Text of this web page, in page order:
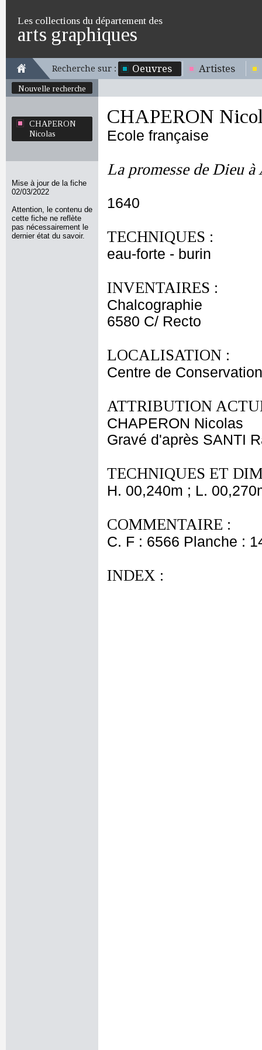
Les collections du département des
arts graphiques
Recherche sur : Oeuvres Artistes
Nouvelle recherche
CHAPERON
Nicolas
Mise à jour de la fiche
02/03/2022
Attention, le contenu de
cette fiche ne reflète
pas nécessairement le
dernier état du savoir.
CHAPERON
Ecole française
La promesse de Dieu à
1640
TECHNIQUES :
eau-forte - burin
INVENTAIRES :
Chalcographie
6580 C/ Recto
LOCALISATION :
Centre de
ATTRIBUTION
CHAPERON Nicolas
Gravé d'après SANTI
TECHNIQUES ET
H. 00,240m ; L.
COMMENTAIRE :
C. F : 6566 Planche :
INDEX :